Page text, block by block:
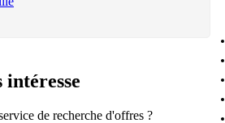
intéresse
de recherche d'offres ?